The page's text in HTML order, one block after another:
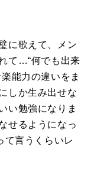
に歌えて、メン
て…“何でも出来
能力の違いをま
しか生み出せな
い勉強になりま
せるようになっ
て言うくらいレ